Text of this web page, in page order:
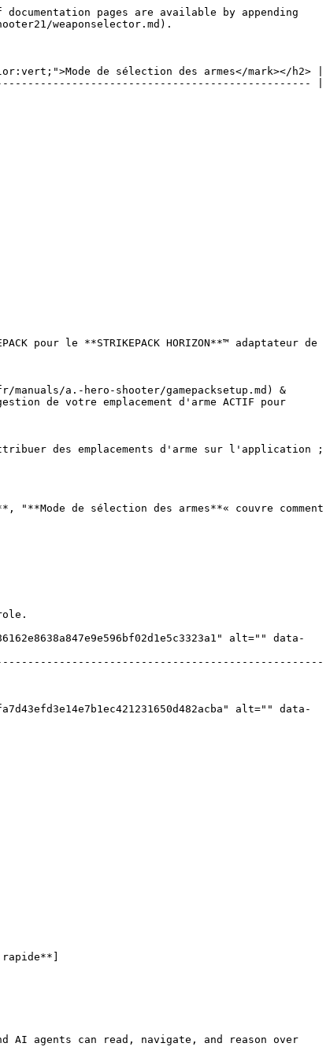
pages are available by appending
weaponselector.md).
de sélection des armes</mark></h2> |
|
pour le **STRIKEPACK HORIZON**™ adaptateur de
a.-hero-shooter/gamepacksetup.md) &
de votre emplacement d'arme ACTIF pour
des emplacements d'arme sur l'application ;
"**Mode de sélection des armes**« couvre comment
alt="" data-
alt="" data-
AI agents can read, navigate, and reason over